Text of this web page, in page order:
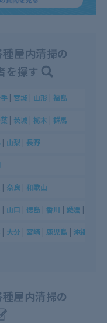
屋内清掃の
を探す
| 宮城| 山形|福島
| 茨城| 栃木 |群馬
| 山梨 長野
奈良| 和歌山
山口 徳島|香川 愛媛
大分| 宮崎|鹿児島 沖縄
屋内清掃の